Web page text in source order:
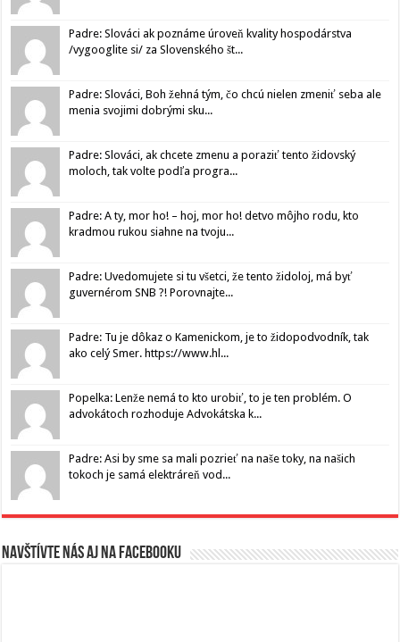
Padre: Slováci ak poznáme úroveň kvality hospodárstva
/vygooglite si/ za Slovenského št...
Padre: Slováci, Boh žehná tým, čo chcú nielen zmeniť seba ale
menia svojimi dobrými sku...
Padre: Slováci, ak chcete zmenu a poraziť tento židovský
moloch, tak volte podľa progra...
Padre: A ty, mor ho! – hoj, mor ho! detvo môjho rodu, kto
kradmou rukou siahne na tvoju...
Padre: Uvedomujete si tu všetci, že tento židoloj, má byť
guvernérom SNB ?! Porovnajte...
Padre: Tu je dôkaz o Kamenickom, je to židopodvodník, tak
ako celý Smer. https://www.hl...
Popelka: Lenže nemá to kto urobiť, to je ten problém. O
advokátoch rozhoduje Advokátska k...
Padre: Asi by sme sa mali pozrieť na naše toky, na našich
tokoch je samá elektráreň vod...
Navštívte nás aj na Facebooku